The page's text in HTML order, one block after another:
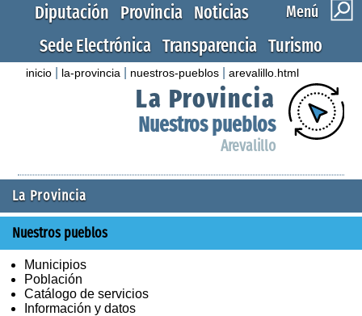
Menú
Diputación Provincia Noticias
Sede Electrónica Transparencia Turismo
inicio la-provincia nuestros-pueblos |arevalillo.html
La Provincia
Nuestros pueblos
Arevalillo
La Provincia
Nuestros pueblos
Municipios
Población
Catálogo de servicios
Información y datos